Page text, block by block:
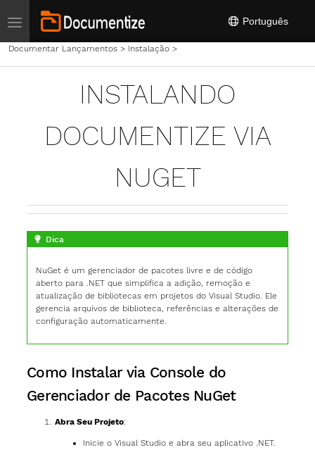
Toggle navigation Português
Documentar Lançamentos> Instalação>
INSTALANDO
DOCUMENTIZE VIA
NUGET
Dica
NuGet é um gerenciador de pacotes livre e de código
aberto para .NET que simplifica a adição, remoção e
atualização de bibliotecas em projetos do Visual Studio. Ele
gerencia arquivos de biblioteca, referências e alterações de
configuração automaticamente.
Como Instalar via Console do
Gerenciador de Pacotes NuGet
Abra Seu Projeto:
Inicie o Visual Studio e abra seu aplicativo .NET.